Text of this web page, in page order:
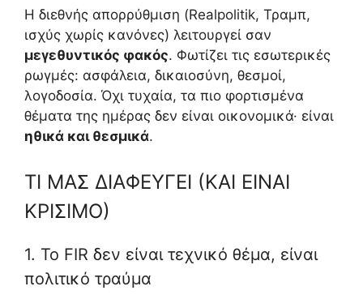
Η διεθνής απορρύθμιση (Realpolitik, Τραμπ,
ισχύς χωρίς κανόνες) λειτουργεί σαν
μεγεθυντικός φακός. Φωτίζει τις εσωτερικές
ρωγμές: ασφάλεια, δικαιοσύνη, θεσμοί,
λογοδοσία. Όχι τυχαία, τα πιο φορτισμένα
θέματα της ημέρας δεν είναι οικονομικά· είναι
ηθικά και θεσμικά.
ΤΙ ΜΑΣ ΔΙΑΦΕΥΓΕΙ (ΚΑΙ ΕΙΝΑΙ
ΚΡΙΣΙΜΟ)
1. Το FIR δεν είναι τεχνικό θέμα, είναι
πολιτικό τραύμα